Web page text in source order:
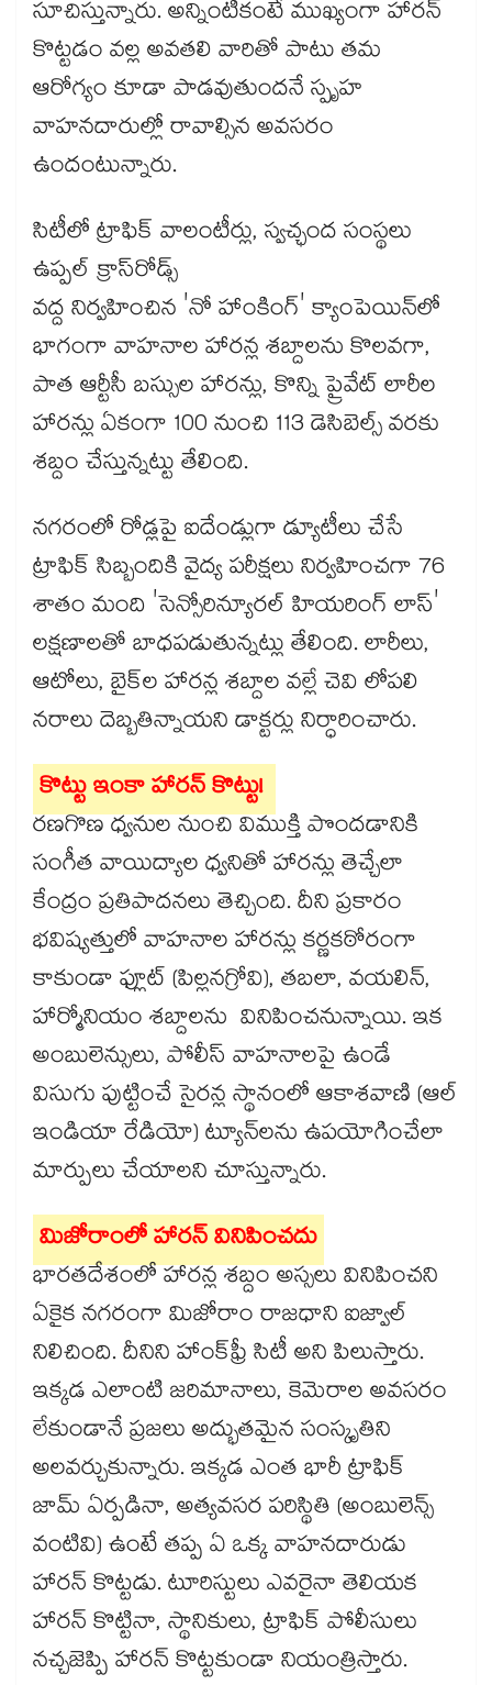
సూచిస్తున్నారు. అన్నింటికంటే ముఖ్యంగా హారన్​
కొట్టడం వల్ల అవతలి వారితో పాటు తమ
ఆరోగ్యం కూడా పాడవుతుందనే స్పృహ
వాహనదారుల్లో రావాల్సిన అవసరం
ఉందంటున్నారు.
సిటీలో ట్రాఫిక్ వాలంటీర్లు, స్వచ్ఛంద సంస్థలు
ఉప్పల్ క్రాస్‌రోడ్స్
వద్ద నిర్వహించిన 'నో హాంకింగ్' క్యాంపెయిన్‌లో
భాగంగా వాహనాల హారన్ల శబ్దాలను కొలవగా,
పాత ఆర్టీసీ బస్సుల హారన్లు, కొన్ని ప్రైవేట్ లారీల
హారన్లు ఏకంగా 100 నుంచి 113 డెసిబెల్స్ వరకు
శబ్దం చేస్తున్నట్టు తేలింది.
నగరంలో రోడ్లపై ఐదేండ్లుగా డ్యూటీలు చేసే
ట్రాఫిక్​ సిబ్బందికి వైద్య పరీక్షలు నిర్వహించగా 76
శాతం మంది 'సెన్సోరిన్యూరల్ హియరింగ్ లాస్'
లక్షణాలతో బాధపడుతున్నట్లు తేలింది. లారీలు,
ఆటోలు, బైక్‌ల హారన్ల శబ్దాల వల్లే చెవి లోపలి
నరాలు దెబ్బతిన్నాయని డాక్టర్లు నిర్ధారించారు.
కొట్టు ఇంకా హారన్​ కొట్టు!
రణగొణ ధ్వనుల నుంచి విముక్తి పొందడానికి
సంగీత వాయిద్యాల ధ్వనితో హారన్లు తెచ్చేలా
కేంద్రం ప్రతిపాదనలు తెచ్చింది. దీని ప్రకారం
భవిష్యత్తులో వాహనాల హారన్లు కర్ణకఠోరంగా
కాకుండా ఫ్లూట్ (పిల్లనగ్రోవి), తబలా, వయలిన్,
హార్మోనియం శబ్దాలను వినిపించనున్నాయి. ఇక
అంబులెన్సులు, పోలీస్ వాహనాలపై ఉండే
విసుగు పుట్టించే సైరన్ల స్థానంలో ఆకాశవాణి (ఆల్‌
ఇండియా రేడియో) ట్యూన్‌లను ఉపయోగించేలా
మార్పులు చేయాలని చూస్తున్నారు.
మిజోరాంలో హారన్​ వినిపించదు
భారతదేశంలో హారన్ల శబ్దం అస్సలు వినిపించని
ఏకైక నగరంగా మిజోరాం రాజధాని ఐజ్వాల్
నిలిచింది. దీనిని హాంక్​ఫ్రీ సిటీ అని పిలుస్తారు.
ఇక్కడ ఎలాంటి జరిమానాలు, కెమెరాల అవసరం
లేకుండానే ప్రజలు అద్భుతమైన సంస్కృతిని
అలవర్చుకున్నారు. ఇక్కడ ఎంత భారీ ట్రాఫిక్
జామ్ ఏర్పడినా, అత్యవసర పరిస్థితి (అంబులెన్స్
వంటివి) ఉంటే తప్ప ఏ ఒక్క వాహనదారుడు
హారన్ కొట్టడు. టూరిస్టులు ఎవరైనా తెలియక
హారన్ కొట్టినా, స్థానికులు, ట్రాఫిక్ పోలీసులు
నచ్చజెప్పి హారన్ కొట్టకుండా నియంత్రిస్తారు.